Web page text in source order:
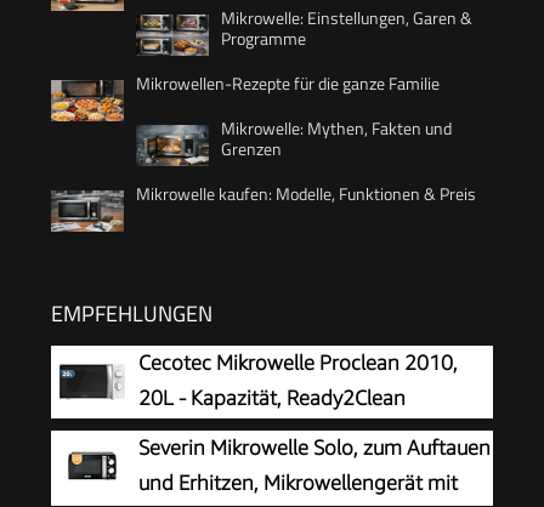
Mikrowelle: Einstellungen, Garen &
Programme
Mikrowellen-Rezepte für die ganze Familie
Mikrowelle: Mythen, Fakten und
Grenzen
Mikrowelle kaufen: Modelle, Funktionen & Preis
EMPFEHLUNGEN
Cecotec Mikrowelle Proclean 2010,
20L - Kapazität, Ready2Clean
Severin Mikrowelle Solo, zum Auftauen
und Erhitzen, Mikrowellengerät mit